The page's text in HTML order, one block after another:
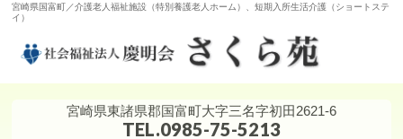
宮崎県国富町／介護老人福祉施設（特別養護老人ホーム）、短期入所生活介護（ショートステ
イ）
宮崎県東諸県郡国富町大字三名字初田2621-6
TEL.0985-75-5213